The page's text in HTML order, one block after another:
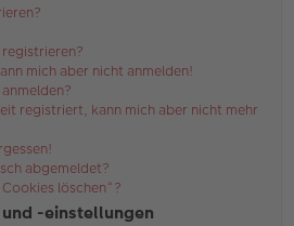
mich aber nicht anmelden!
registriert, kann mich aber nicht mehr
abgemeldet?
löschen“?
-einstellungen